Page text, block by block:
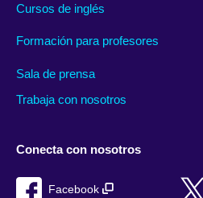
Cursos de inglés
Formación para profesores
Sala de prensa
Trabaja con nosotros
Conecta con nosotros
Facebook